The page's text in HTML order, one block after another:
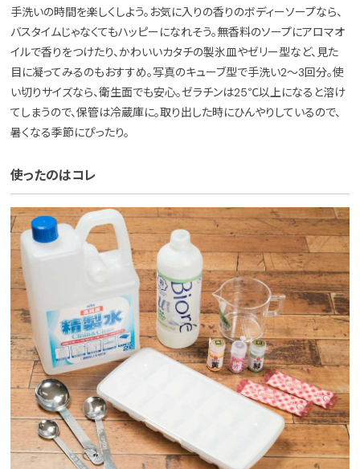
手洗いの時間を楽しくしよう。お気に入りの香りのボディーソープなら、
バスタイムじゃなくてもハッピーになれそう。無香料のソープにアロマオ
イルで香りをつけたり、かわいいカタチの製氷皿やゼリー型など、見た
目に凝ってみるのもおすすめ。写真のキューブ型で手洗い2～3回分。使
い切りサイズなら、衛生面でも安心。ゼラチンは25℃以上になると溶け
てしまうので、保管は冷蔵庫に。取り出した時にひんやりしているので、
暑くなる季節にぴったり。
使ったのはコレ